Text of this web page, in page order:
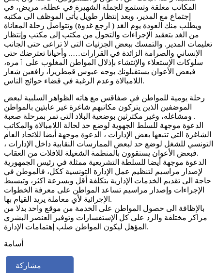
المكاتب مغلقة وتستمع للجملة الشهيرة في عطلة، مريض، في
إجتماع مع المدير، وبعد إنتظار طويل يأتى الموظف الى مكتبه
ويطلب منك العودة يوم الغد ( ارجع غدوة) وتتواصل رحلة المعاناة
من الغد بتعقيد الإجراءات والتجول من مكتب إلى مكتب وإنتظار
تعليمات المدير. والتمسك ببعض الجزئيات التى لا تراعى حتى الجانب
الإنساني والصرامة الزائدة في القرارات….. وأحيانا تعترضك حتى
سلوكات الإستعلاء والإنتشاء بإذلال المواطن المغلوب على ٱمره،
فبعض الأعوان يستقبلونك بوجه عبوس قمطريرا، رافعين شعار
اللامبالاة وعدم الرغبة في قضاء حوائج الناس.
رحلة يومية للمواطن في صفاقس مع هاته الظواهر السلبية لبعض
الموضفين الذين يتركون مكاتبهم شاغرة غير عابئين بالمواطن
ومشاغله، وغير مكترثين بوضعية البلاد التى تمر بمرحلة صعبة .
الدعوة موجهة للسلط الجهوية لوضع حد لحالة اللامبالاة والمكاتب
الشاغرة التي تتبعها بعض الإدارات ، الدعوة موجهة أيضا للاتحاد العام
التونسي للشغل لوضع حد لبعض الممارسات النقابية داخل الإدارات ،
فبعض الأعوان يستقوون بالمنظمة الشغيلة للافلات من العقاب.
الدعوة موجهة أيضا للسلطة التشريعية ممثلة في رئيس الجمهورية
لإصدار مراسيم لتنظيم عمل الإدارة التونسية ككل، فالموطن في
حاجة الى تقديم الخدمات الإدارية بتكلفة أقل وبسرعة اكثر، وتبسيط
الإجراءات وإصدار مراسيم تساعد المواطن على معرفة الخطوات
الإجرائية لأي معاملة يريد القيام بها.
بالإظافة الى حصول المواطن على الخدمة من موقع واحد بدلا من
مراكز مختلفة والرد على كل الإستفسارات وتوفير العنصر البشري
المؤهل ليكون المواطن صلب إهتمامات الإدارة.
أسامة
مشاركة